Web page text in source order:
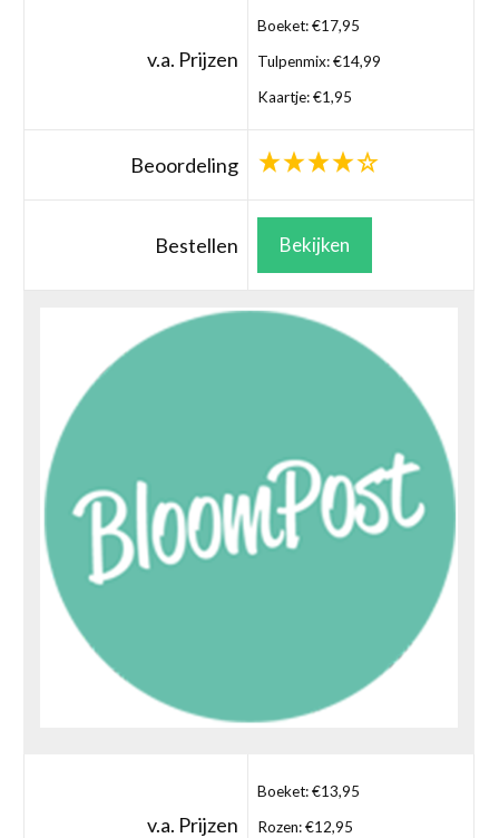
v.a. Prijzen
Boeket: €17,95
Tulpenmix: €14,99
Kaartje: €1,95
Beoordeling
Bestellen Bekijken
v.a. Prijzen
Boeket: €13,95
Rozen: €12,95